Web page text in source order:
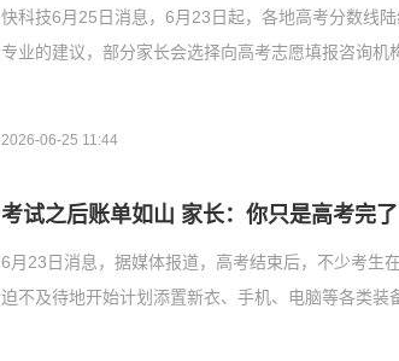
快科技6月25日消息，6月23日起，各地高考分数线
专业的建议，部分家长会选择向高考志愿填报咨询
2026-06-25 11:44
考试之后账单如山 家长：你只是高考完
6月23日消息，据媒体报道，高考结束后，不少考生
迫不及待地开始计划添置新衣、手机、电脑等各类装